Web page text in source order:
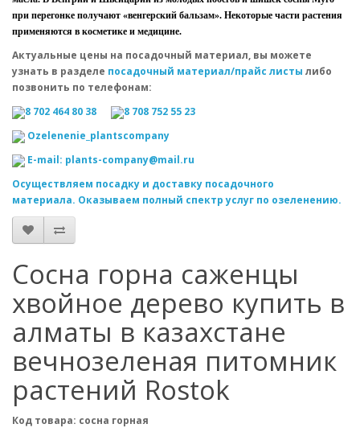
при перегонке получают «венгерский бальзам». Некоторые части растения
применяются в косметике и медицине.
Актуальные цены на посадочный материал, вы можете
узнать в разделе посадочный материал/прайс листы либо
позвонить по телефонам:
8 702 464 80 38
8 708 752 55 23
Оzelenenie_plantscompany
E-mail: plants-company@mail.ru
Осуществляем посадку и доставку посадочного
материала. Оказываем полный спектр услуг по озеленению.
Сосна горна саженцы
хвойное дерево купить в
алматы в казахстане
вечнозеленая питомник
растений Rostok
Код товара: сосна горная